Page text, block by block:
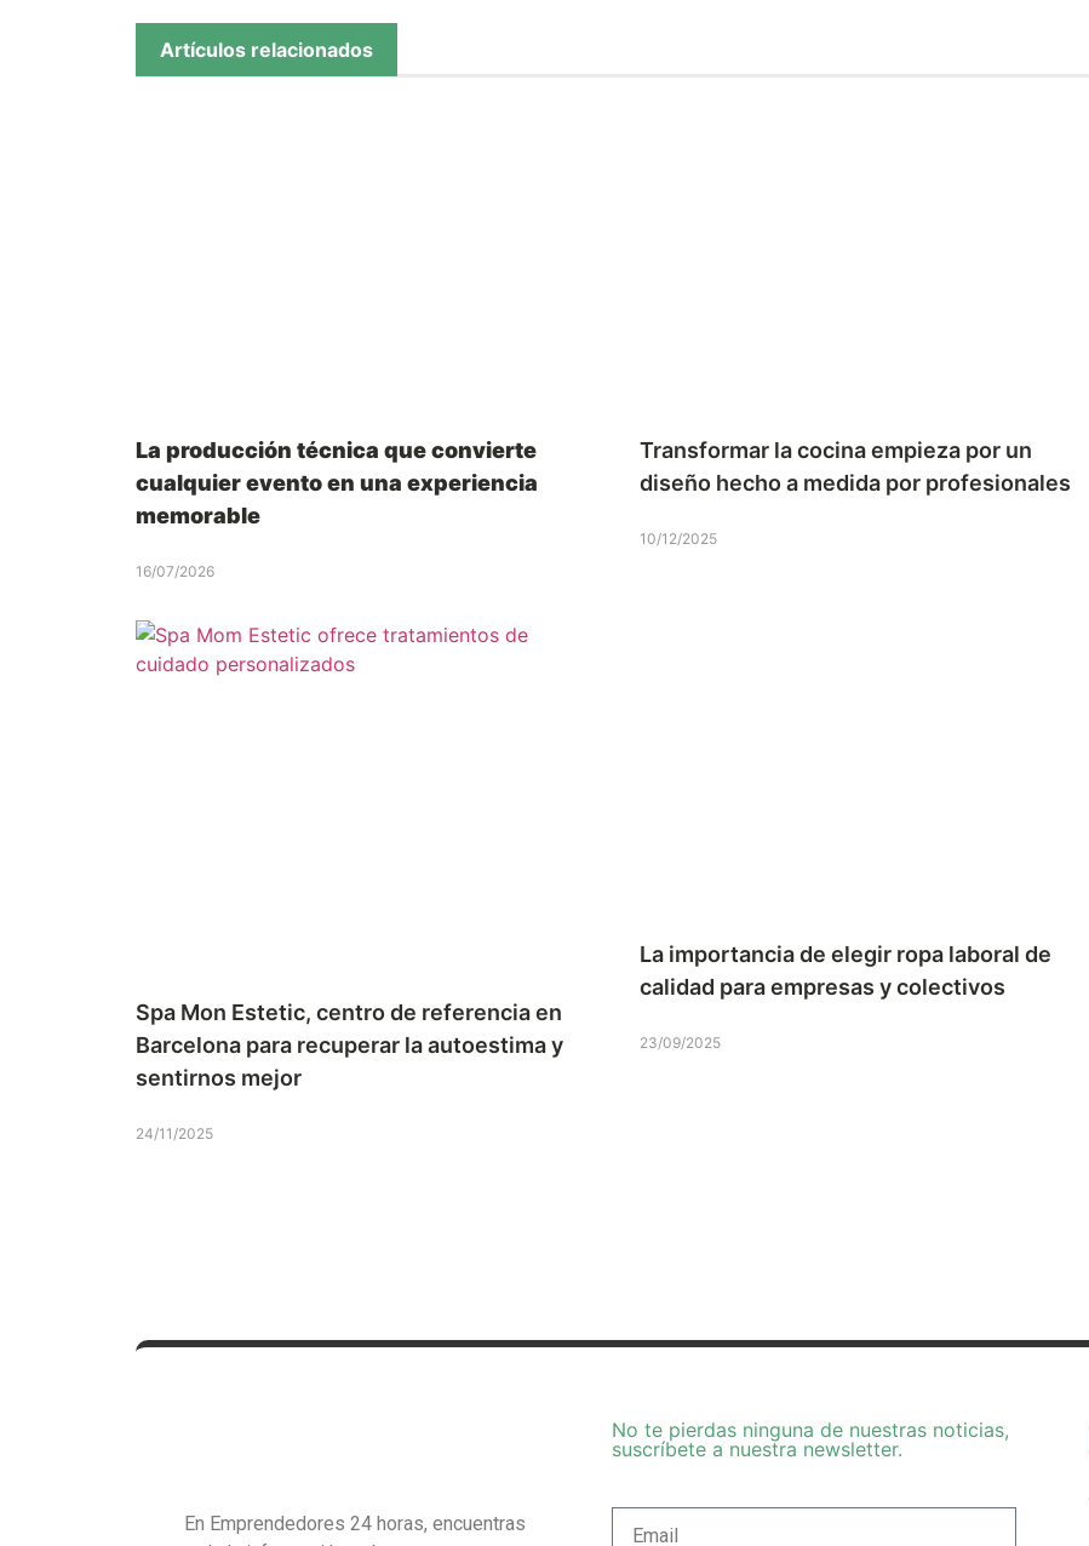
Artículos relacionados
La producción técnica que convierte
cualquier evento en una experiencia
memorable
16/07/2026
Transformar la cocina empieza por un
diseño hecho a medida por profesionales
10/12/2025
Spa Mon Estetic, centro de referencia en
Barcelona para recuperar la autoestima y
sentirnos mejor
24/11/2025
La importancia de elegir ropa laboral de
calidad para empresas y colectivos
23/09/2025
En Emprendedores 24 horas, encuentras
No te pierdas ninguna de nuestras noticias,
suscríbete a nuestra newsletter.